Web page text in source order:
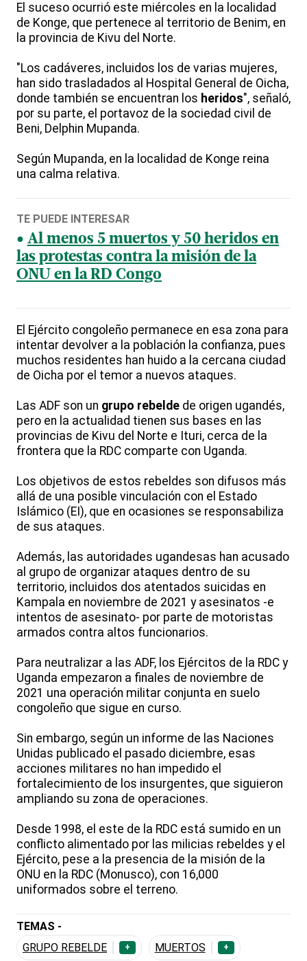
El suceso ocurrió este miércoles en la localidad
de Konge, que pertenece al territorio de Benim, en
la provincia de Kivu del Norte.
"Los cadáveres, incluidos los de varias mujeres,
han sido trasladados al Hospital General de Oicha,
donde también se encuentran los heridos", señaló,
por su parte, el portavoz de la sociedad civil de
Beni, Delphin Mupanda.
Según Mupanda, en la localidad de Konge reina
una calma relativa.
TE PUEDE INTERESAR
Al menos 5 muertos y 50 heridos en
las protestas contra la misión de la
ONU en la RD Congo
El Ejército congoleño permanece en esa zona para
intentar devolver a la población la confianza, pues
muchos residentes han huido a la cercana ciudad
de Oicha por el temor a nuevos ataques.
Las ADF son un grupo rebelde de origen ugandés,
pero en la actualidad tienen sus bases en las
provincias de Kivu del Norte e Ituri, cerca de la
frontera que la RDC comparte con Uganda.
Los objetivos de estos rebeldes son difusos más
allá de una posible vinculación con el Estado
Islámico (EI), que en ocasiones se responsabiliza
de sus ataques.
Además, las autoridades ugandesas han acusado
al grupo de organizar ataques dentro de su
territorio, incluidos dos atentados suicidas en
Kampala en noviembre de 2021 y asesinatos -e
intentos de asesinato- por parte de motoristas
armados contra altos funcionarios.
Para neutralizar a las ADF, los Ejércitos de la RDC y
Uganda empezaron a finales de noviembre de
2021 una operación militar conjunta en suelo
congoleño que sigue en curso.
Sin embargo, según un informe de las Naciones
Unidas publicado el pasado diciembre, esas
acciones militares no han impedido el
fortalecimiento de los insurgentes, que siguieron
ampliando su zona de operaciones.
Desde 1998, el este de la RDC está sumido en un
conflicto alimentado por las milicias rebeldes y el
Ejército, pese a la presencia de la misión de la
ONU en la RDC (Monusco), con 16,000
uniformados sobre el terreno.
TEMAS -
GRUPO REBELDE
+ MUERTOS +